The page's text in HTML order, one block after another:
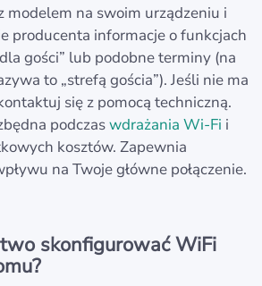
modelem na swoim urządzeniu i
producenta informacje o funkcjach
gości” lub podobne terminy (na
to „strefą gościa”). Jeśli nie ma
się z pomocą techniczną.
podczaswdrażania Wi-Fi i
kosztów. Zapewnia
na Twoje główne połączenie.
skonfigurować WiFi